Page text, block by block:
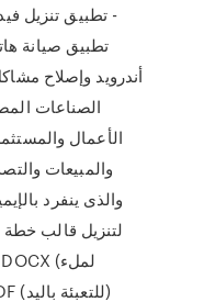
- تطبيق تنزيل
أندرويد وإصلاح
الصناعات
الأعمال
والذى ينفرد
لتنزيل قالب